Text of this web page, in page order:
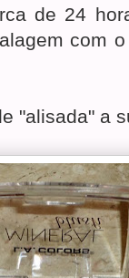
de 24
com
"alisada" a